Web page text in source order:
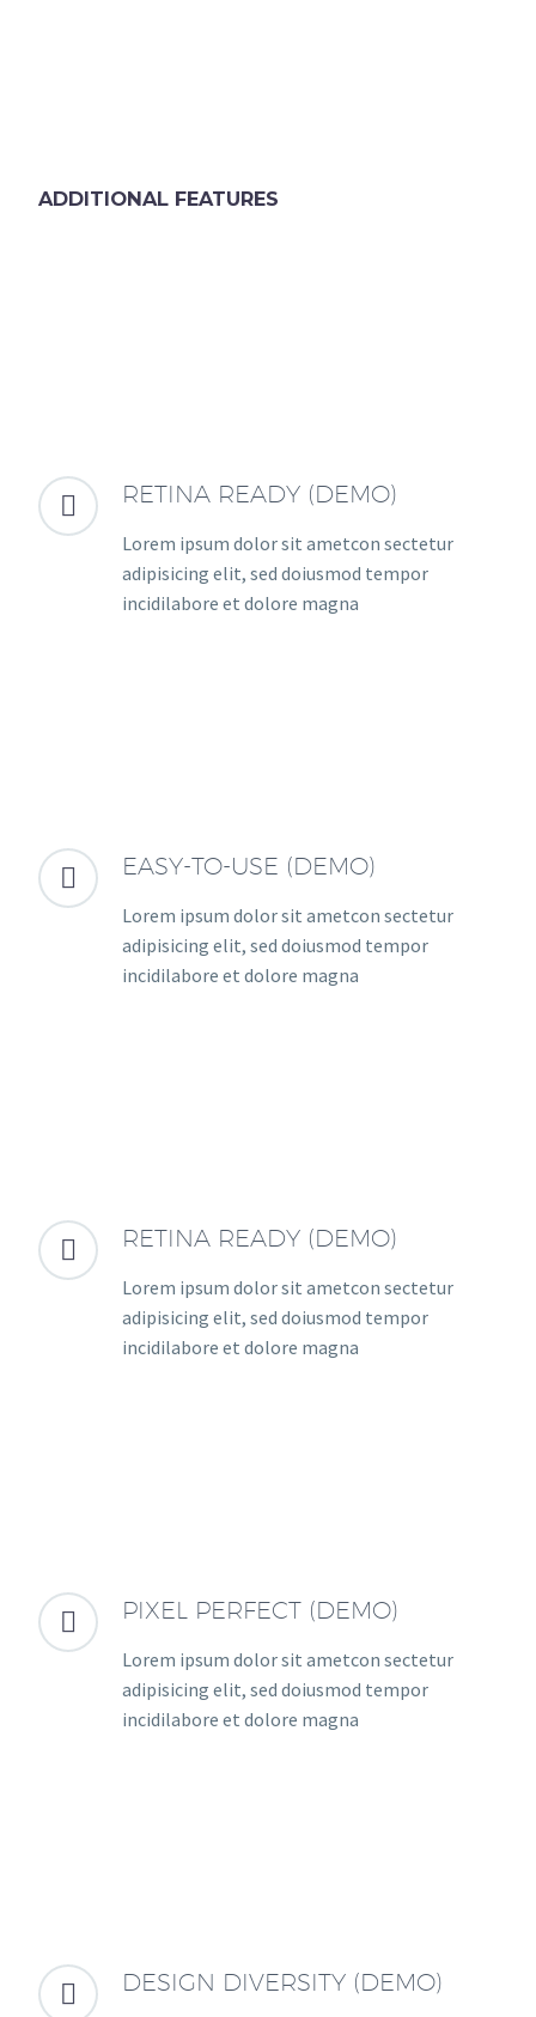
ADDITIONAL FEATURES

 RETINA READY (DEMO)
Lorem ipsum dolor sit ametcon sectetur
adipisicing elit, sed doiusmod tempor
incidilabore et dolore magna

 EASY-TO-USE (DEMO)
Lorem ipsum dolor sit ametcon sectetur
adipisicing elit, sed doiusmod tempor
incidilabore et dolore magna

 RETINA READY (DEMO)
Lorem ipsum dolor sit ametcon sectetur
adipisicing elit, sed doiusmod tempor
incidilabore et dolore magna

 PIXEL PERFECT (DEMO)
Lorem ipsum dolor sit ametcon sectetur
adipisicing elit, sed doiusmod tempor
incidilabore et dolore magna

 DESIGN DIVERSITY (DEMO)